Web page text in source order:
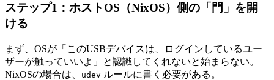
ステップ1：ホストOS（NixOS）側の「門」を開
ける
まず、OSが「このUSBデバイスは、ログインしているユー
ザーが触っていいよ」と認識してくれないと始まらない。
NixOSの場合は、
udev ルールに書く必要がある。